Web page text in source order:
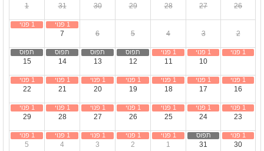
26
27
28
29
30
31
1
2
3
4
5
6
7
10
11
12
13
14
15
16
17
18
19
20
21
22
23
24
25
26
27
28
29
30
31
1
2
3
4
5